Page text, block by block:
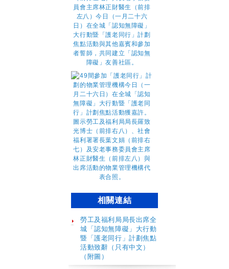
相關連結
勞工及福利局局長出席全
城「認知無障礙」大行動
暨「護老同行」計劃焦點
活動致辭（只有中文）
（附圖）